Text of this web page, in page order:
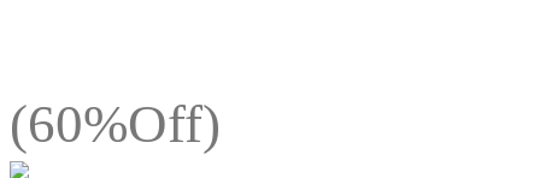
(60%Off)